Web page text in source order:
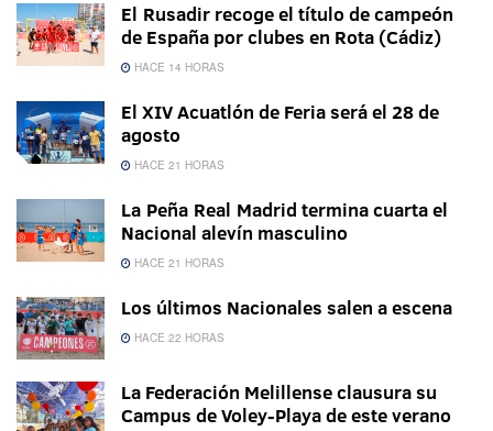
El Rusadir recoge el título de campeón
de España por clubes en Rota (Cádiz)
HACE 14 HORAS
El XIV Acuatlón de Feria será el 28 de
agosto
HACE 21 HORAS
La Peña Real Madrid termina cuarta el
Nacional alevín masculino
HACE 21 HORAS
Los últimos Nacionales salen a escena
HACE 22 HORAS
La Federación Melillense clausura su
Campus de Voley-Playa de este verano